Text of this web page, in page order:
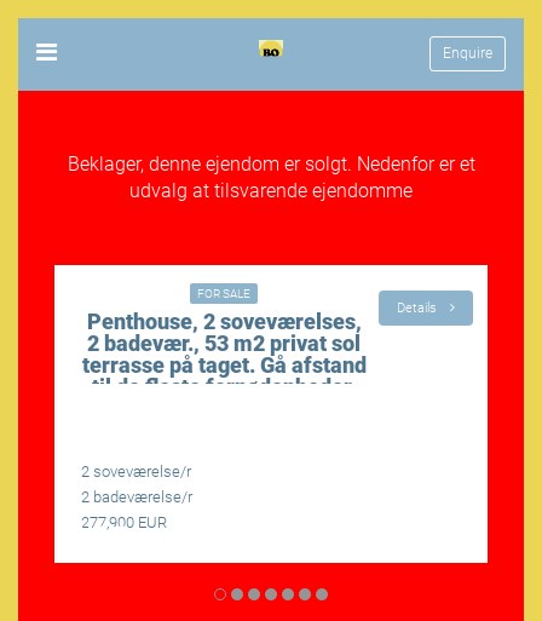
Enquire
Beklager, denne ejendom er solgt. Nedenfor er et
udvalg at tilsvarende ejendomme
FOR SALE
Penthouse, 2 soveværelses,
2 badevær., 53 m2 privat sol
terrasse på taget. Gå afstand
til de fleste fornødenheder.
Details
2 soveværelse/r
2 badeværelse/r
277,900 EUR
LÆS MERE